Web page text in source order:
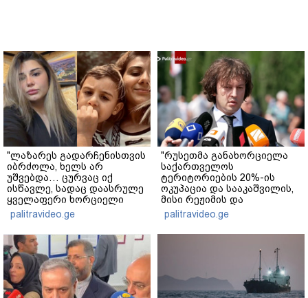
"ლაზარეს გადარჩენისთვის
იბრძოლა, ხელს არ
უშვებდა… ცურვაც იქ
ისწავლე, სადაც დაასრულე
ყველაფერი ხორციელი
ცხოვრებიდან" – რას წერს
ხობში დაღუპული დედა-
შვილის ახლობელი?
palitravideo.ge
"რუსეთმა განახორციელა
საქართველოს
ტერიტორიების 20%-ის
ოკუპაცია და სააკაშვილის,
მისი რეჟიმის და
"ნაცმოძრაობის" ღალატი
ვერანაირად ვერ
გადაფარავს ამ
palitravideo.ge